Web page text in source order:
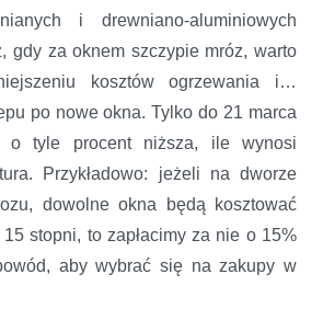
i drewniano-aluminiowych
gdy za oknem szczypie mróz, warto
kosztów ogrzewania i…
po nowe okna. Tylko do 21 marca
o tyle procent niższa, ile wynosi
Przykładowo: jeżeli na dworze
dowolne okna będą kosztować
stopni, to zapłacimy za nie o 15%
aby wybrać się na zakupy w